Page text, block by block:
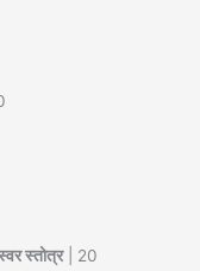
स्तोत्र| 20